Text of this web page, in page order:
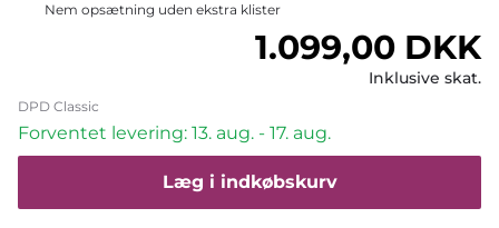
Nem opsætning uden ekstra klister
Normalpris
1.099,00 DKK
Inklusive skat.
DPD Classic
Forventet levering: 13. aug. - 17. aug.
Læg i indkøbskurv